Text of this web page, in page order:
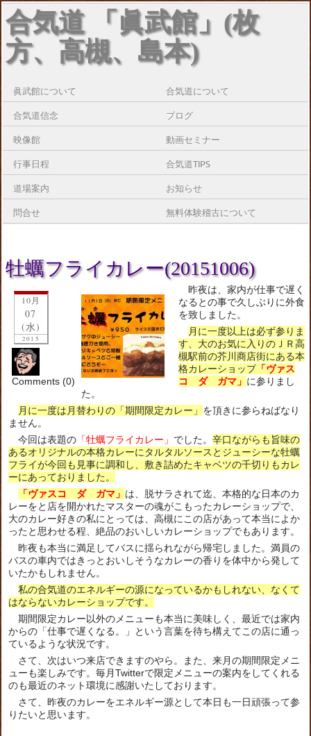
合気道 「眞武館」(枚
方、高槻、島本)
眞武館について 合気道について
合気道信念 ブログ
映像館 動画セミナー
行事日程 合気道TIPS
道場案内 お知らせ
問合せ 無料体験稽古について
牡蠣フライカレー(20151006)
10月
07
(水)
2015
Comments (0)
昨夜は、家内が仕事で遅く
なるとの事で久しぶりに外食
を致しました。
月に一度以上は必ず参りま
す、大のお気に入りのＪＲ高
槻駅前の芥川商店街にある本
格カレーショップ 「ヴァス
コ ダ ガマ」 に参りまし
た。
月に一度は月替わりの「期間限定カレー」 を頂きに参らねばなり
ません。
今回は表題の 「牡蠣フライカレー」 でした。 辛口ながらも旨味の
あるオリジナルの本格カレーにタルタルソースとジューシーな牡蠣
フライが今回も見事に調和し、敷き詰めたキャベツの千切りもカレ
ーにあっておりました。
「ヴァスコ ダ ガマ」 は、脱サラされて迄、本格的な日本のカ
レーをと店を開かれたマスターの魂がこもったカレーショップで、
大のカレー好きの私にとっては、高槻にこの店があって本当によか
ったと思わせる程、絶品のおいしいカレーショップでもあります。
昨夜も本当に満足してバスに揺られながら帰宅しました。満員の
バスの車内ではきっとおいしそうなカレーの香りを体中から発して
いたかもしれません。
私の合気道のエネルギーの源になっているかもしれない、なくて
はならないカレーショップです。
期間限定カレー以外のメニューも本当に美味しく、最近では家内
からの「仕事で遅くなる。」という言葉を待ち構えてこの店に通っ
ているような状況です。
さて、次はいつ来店できますのやら。また、来月の期間限定メニ
ューも楽しみです。毎月Twitterで限定メニューの案内をしてくれる
のも最近のネット環境に感謝いたしております。
さて、昨夜のカレーをエネルギー源として本日も一日頑張って参
りたいと思います。